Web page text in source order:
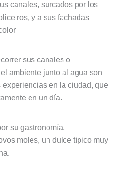
canales, surcados por los
y a sus fachadas
sus canales o
ambiente junto al agua son
en la ciudad, que
en un día.
su gastronomía,
moles, un dulce típico muy